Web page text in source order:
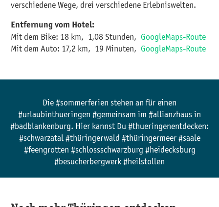
verschiedene Wege, drei verschiedene Erlebniswelten.
Entfernung vom Hotel:
Mit dem Bike: 18 km, 1,08 Stunden, GoogleMaps-Route
Mit dem Auto: 17,2 km, 19 Minuten, GoogleMaps-Route​​​​​​​
Die #sommerferien stehen an für einen
#urlaubinthueringen #gemeinsam im #allianzhaus in
#badblankenburg. Hier kannst Du #thueringenentdecken:
#schwarzatal #thüringerwald #thüringermeer #saale
#feengrotten #schlossschwarzburg #heidecksburg
#besucherbergwerk #heilstollen